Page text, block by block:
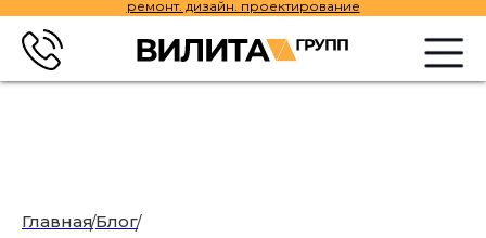
ремонт. дизайн. проектирование
Главная/Блог/